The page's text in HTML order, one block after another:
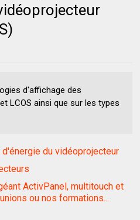
d'affichage des
LCOS ainsi que sur les types
du vidéoprojecteur
ActivPanel, multitouch et
ou nos formations...